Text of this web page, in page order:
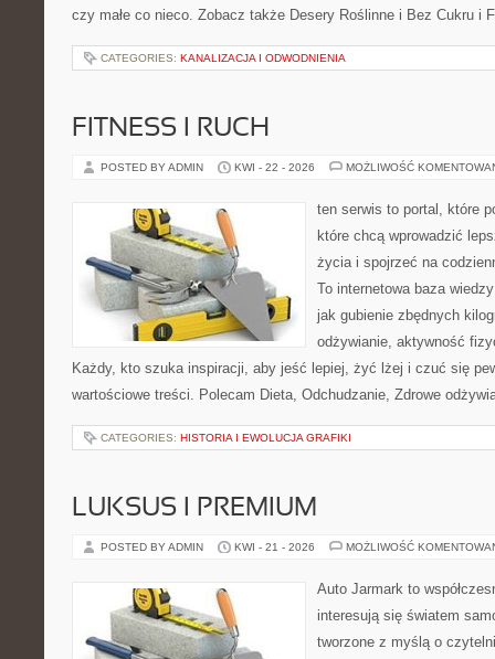
czy małe co nieco. Zobacz także Desery Roślinne i Bez Cukru i
CATEGORIES: KANALIZACJA I ODWODNIENIA
FITNESS I RUCH
POSTED BY ADMIN KWI - 22 - 2026 MOŻLIWOŚĆ
ten serwis to portal, które
które chcą wprowadzić
życia i spojrzeć na
To internetowa baza
jak gubienie zbędnych
odżywianie, aktywność
Każdy, kto szuka inspiracji, aby jeść lepiej, żyć lżej i czuć się
wartościowe treści. Polecam Dieta, Odchudzanie, Zdrowe
CATEGORIES: HISTORIA I EWOLUCJA GRAFIKI
LUKSUS I PREMIUM
POSTED BY ADMIN KWI - 21 - 2026 MOŻLIWOŚĆ
Auto Jarmark to
interesują się światem
tworzone z myślą o